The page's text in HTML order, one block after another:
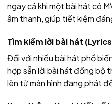
ngay cả khi một bài hát có
âm thanh, giúp tiết kiệm
Tìm kiếm lời bài hát
Đối với nhiều bài hát phổ
hợp sẵn lời bài hát đồng bộ
lên từ màn hình đang phát